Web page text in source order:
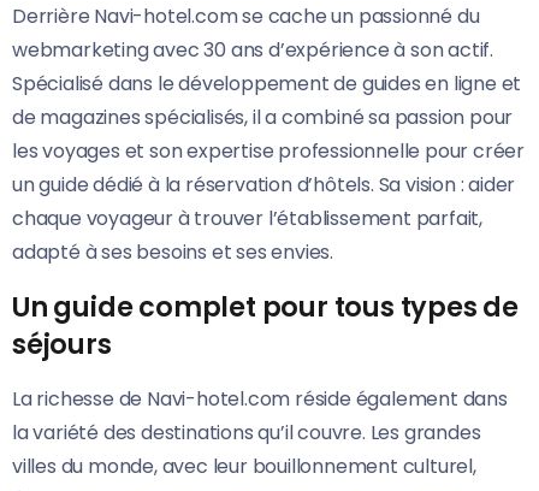
Derrière Navi-hotel.com se cache un passionné du
webmarketing avec 30 ans d’expérience à son actif.
Spécialisé dans le développement de guides en ligne et
de magazines spécialisés, il a combiné sa passion pour
les voyages et son expertise professionnelle pour créer
un guide dédié à la réservation d’hôtels. Sa vision : aider
chaque voyageur à trouver l’établissement parfait,
adapté à ses besoins et ses envies.
Un guide complet pour tous types de
séjours
La richesse de Navi-hotel.com réside également dans
la variété des destinations qu’il couvre. Les grandes
villes du monde, avec leur bouillonnement culturel,